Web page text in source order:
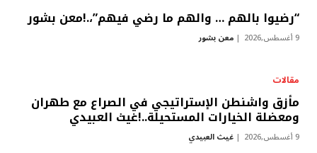
“رضيوا بالهم … والهم ما رضي فيهم”،.!معن بشور
9 أغسطس,2026 معن بشور
مقالات
مأزق واشنطن الإستراتيجي في الصراع مع طهران
ومعضلة الخيارات المستحيلة..!غيث العبيدي
9 أغسطس,2026 غيث العبيدي